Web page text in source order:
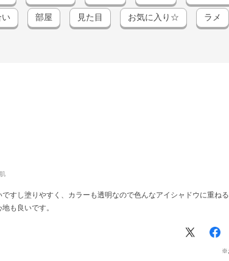
い 部屋 見た目 お気に入り☆ ラメ
すし塗りやすく、カラーも透明なので色んなアイシャドウに重ね
も良いです。
※